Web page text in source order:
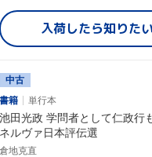
入荷したら知りたい
中古
書籍
単行本
池田光政 学問者として仁政行
ネルヴァ日本評伝選
倉地克直